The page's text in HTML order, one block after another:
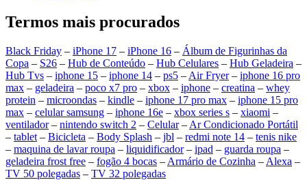
Termos mais procurados
Black Friday – iPhone 17 – iPhone 16 – Álbum de Figurinhas da
Copa – S26 – Hub de Conteúdo – Hub Celulares – Hub Geladeira –
Hub Tvs – iphone 15 – iphone 14 – ps5 – Air Fryer– iphone 16 pro
max – geladeira – poco x7 pro – xbox – iphone – creatina – whey
protein – microondas – kindle – iphone 17 pro max – iphone 15 pro
max – celular samsung – iphone 16e – xbox series s – xiaomi –
ventilador– nintendo switch 2 – Celular– Ar Condicionado Portátil
– tablet – Bicicleta – Body Splash – jbl – redmi note 14 – tenis nike
– maquina de lavar roupa – liquidificador– ipad – guarda roupa –
geladeira frost free – fogão 4 bocas – Armário de Cozinha – Alexa –
TV 50 polegadas – TV 32 polegadas